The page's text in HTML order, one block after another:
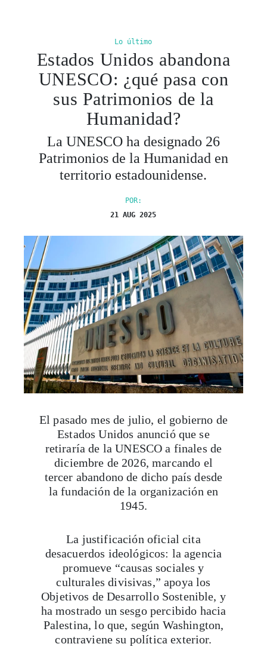
Lo último
Estados Unidos abandona
UNESCO: ¿qué pasa con
sus Patrimonios de la
Humanidad?
La UNESCO ha designado 26
Patrimonios de la Humanidad en
territorio estadounidense.
POR:
21 AUG 2025
El pasado mes de julio, el gobierno de
Estados Unidos anunció que se
retiraría de la UNESCO a finales de
diciembre de 2026, marcando el
tercer abandono de dicho país desde
la fundación de la organización en
1945.
La justificación oficial cita
desacuerdos ideológicos: la agencia
promueve “causas sociales y
culturales divisivas,” apoya los
Objetivos de Desarrollo Sostenible, y
ha mostrado un sesgo percibido hacia
Palestina, lo que, según Washington,
contraviene su política exterior.